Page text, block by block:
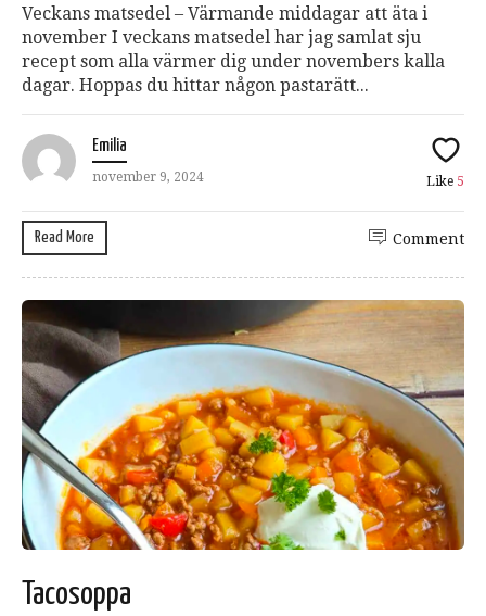
Veckans matsedel – Värmande middagar att äta i
november I veckans matsedel har jag samlat sju
recept som alla värmer dig under novembers kalla
dagar. Hoppas du hittar någon pastarätt...
Emilia
november 9, 2024 Like 5
Read More Comment
Tacosoppa